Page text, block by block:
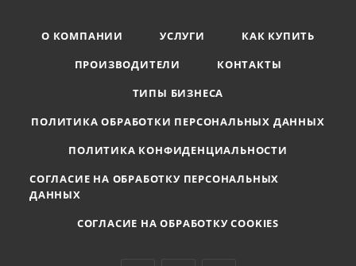
О КОМПАНИИ УСЛУГИ
КАК КУПИТЬ
ПРОИЗВОДИТЕЛИ
КОНТАКТЫ
ТИПЫ БИЗНЕСА
ПОЛИТИКА ОБРАБОТКИ ПЕРСОНАЛЬНЫХ ДАННЫХ
ПОЛИТИКА КОНФИДЕНЦИАЛЬНОСТИ
СОГЛАСИЕ НА ОБРАБОТКУ ПЕРСОНАЛЬНЫХ
ДАННЫХ
СОГЛАСИЕ НА ОБРАБОТКУ COOKIES